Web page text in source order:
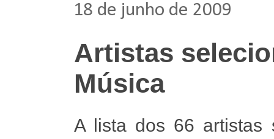
18 de junho de 2009
Artistas
Música
A lista dos 66